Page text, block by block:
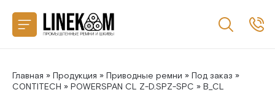
Главная » Продукция » Приводные ремни » Под заказ »
CONTITECH » POWERSPAN CL Z-D.SPZ-SPC » B_CL
Назад
SANLUX